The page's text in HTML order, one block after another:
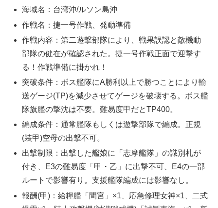
海域名：台湾沖/ルソン島沖
作戦名：捷一号作戦、発動準備
作戦内容：第二遊撃部隊により、戦果誤認と敵機動
部隊の健在が確認された。捷一号作戦正面で迎撃す
る！作戦準備に掛かれ！
突破条件：ボス艦隊にA勝利以上で勝つことにより輸
送ゲージ(TP)を減少させてゲージを破壊する。ボス艦
隊旗艦の撃沈は不要。難易度甲だとTP400。
編成条件：通常艦隊もしくは遊撃部隊で編成。正規
(装甲)空母の出撃不可。
出撃制限：出撃した艦娘に「志摩艦隊」の識別札が
付き、E3の難易度「甲・乙」に出撃不可、E4の一部
ルートで影響有り。支援艦隊編成には影響なし。
報酬(甲)：給糧艦「間宮」×1、応急修理女神×1、二式